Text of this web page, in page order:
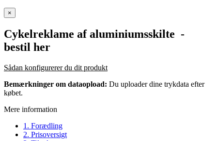
×
Cykelreklame af aluminiumsskilte -
bestil her
Sådan konfigurerer du dit produkt
Bemærkninger om dataopload: Du uploader dine trykdata efter
købet.
Mere information
1. Forædling
2. Prisoversigt